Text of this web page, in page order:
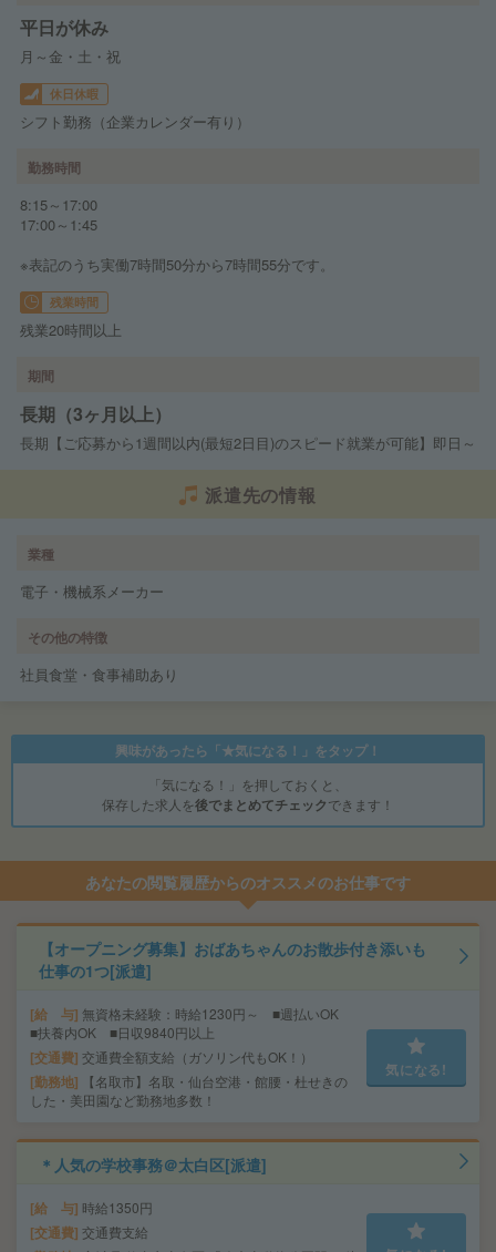
平日が休み
月～金・土・祝
休日休暇
シフト勤務（企業カレンダー有り）
勤務時間
8:15～17:00
17:00～1:45
※表記のうち実働7時間50分から7時間55分です。
残業時間
残業20時間以上
期間
長期（3ヶ月以上）
長期【ご応募から1週間以内(最短2日目)のスピード就業が可能】即日～
派遣先の情報
業種
電子・機械系メーカー
その他の特徴
社員食堂・食事補助あり
興味があったら「★気になる！」をタップ！
「気になる！」を押しておくと、
保存した求人を後でまとめてチェックできます！
あなたの閲覧履歴からのオススメのお仕事です
【オープニング募集】おばあちゃんのお散歩付き添いも
仕事の1つ[派遣]
給 与 無資格未経験：時給1230円～ ■週払いOK
■扶養内OK ■日収9840円以上
交通費 交通費全額支給（ガソリン代もOK！）
勤務地
【名取市】名取・仙台空港・館腰・杜せきの
した・美田園など勤務地多数！
気になる!
＊人気の学校事務＠太白区[派遣]
給 与 時給1350円
交通費 交通費支給